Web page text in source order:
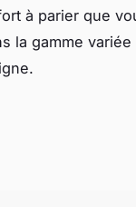
à parier que
la gamme